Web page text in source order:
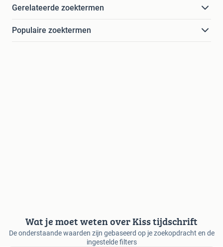
Gerelateerde zoektermen
Populaire zoektermen
Wat je moet weten over Kiss tijdschrift
De onderstaande waarden zijn gebaseerd op je zoekopdracht en de
ingestelde filters